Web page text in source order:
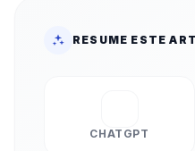
RESUME ESTE
CHATGPT